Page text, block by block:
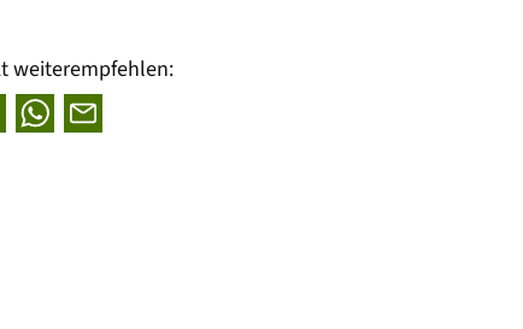
weiterempfehlen: